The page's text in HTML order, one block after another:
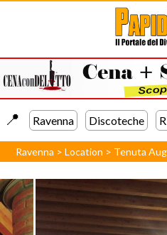
📍️ Ravenna Discoteche
Ravenna >Location > Tenuta